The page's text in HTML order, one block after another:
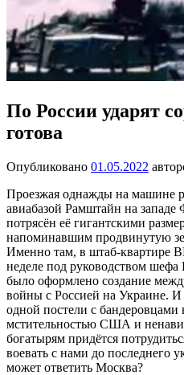
По России ударят
готова
Опубликовано 01.05.2022
Проезжая однажды на машине
авиабазой Рамштайн на западе
потрясён её гигантскими
напоминавшим продвинутую
Именно там, в штаб-квартире
неделе под руководством
было оформлено создание
войны с Россией на Украине. И
одной постели с бандеровцами
мстительностью США и
богатырям придётся
воевать с нами до последнего
может ответить Москва?